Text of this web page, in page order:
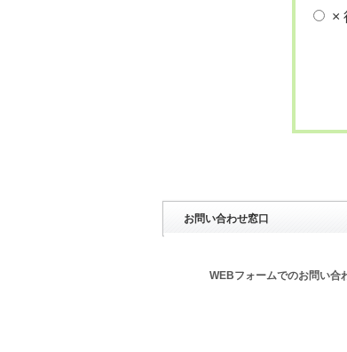
×
お問い合わせ窓口
WEBフォームでのお問い合